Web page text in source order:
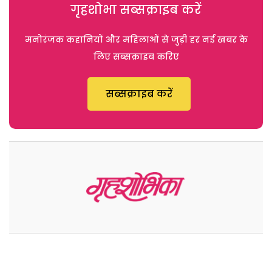
गृहशोभा सब्सक्राइब करें
मनोरंजक कहानियों और महिलाओं से जुड़ी हर नई खबर के
लिए सब्सक्राइब करिए
सब्सक्राइब करें